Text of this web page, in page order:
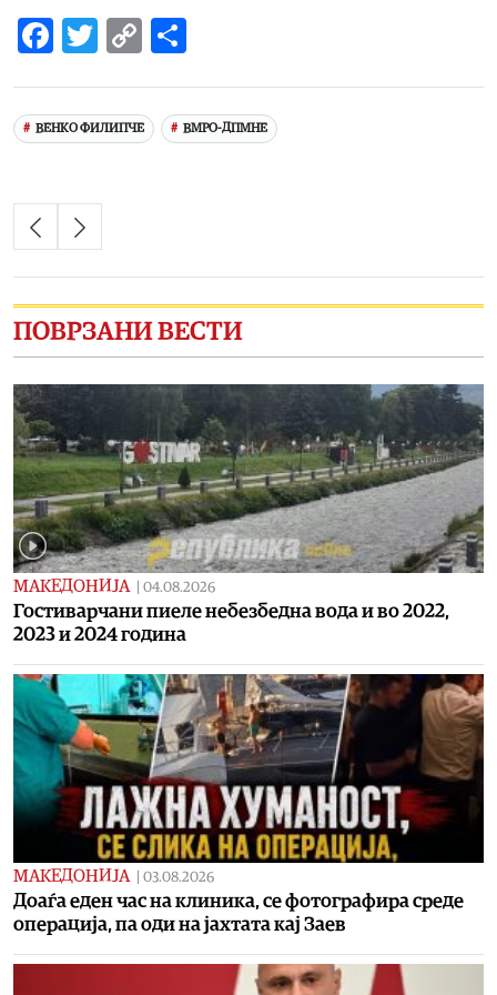
Facebook
Twitter
Copy
ВЕНКО ФИЛИПЧЕ ВМРО-ДПМНЕ
ПОВРЗАНИ ВЕСТИ
МАКЕДОНИЈА 04.08.2026
Гостиварчани пиеле небезбедна вода и во 2022,
2023 и 2024 година
МАКЕДОНИЈА 03.08.2026
Доаѓа еден час на клиника, се фотографира среде
операција, па оди на јахтата кај Заев